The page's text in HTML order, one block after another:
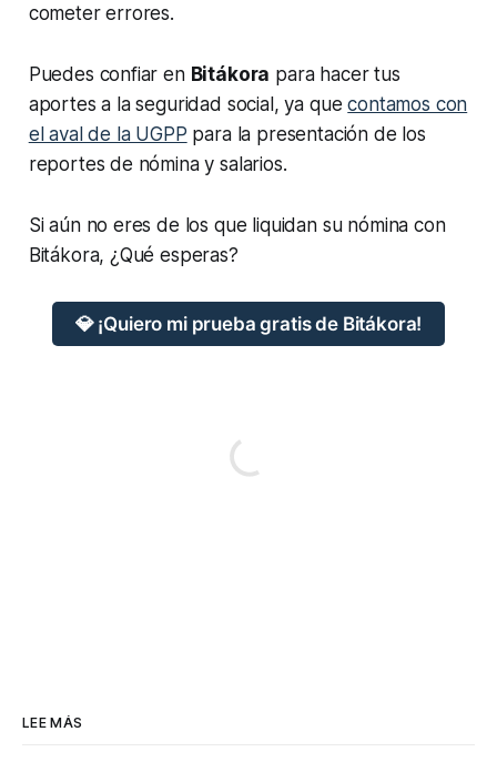
cometer errores.
Puedes confiar en Bitákora para hacer tus
aportes a la seguridad social, ya quecontamos con
el aval de la UGPP para la presentación de los
reportes de nómina y salarios.
Si aún no eres de los que liquidan su nómina con
Bitákora, ¿Qué esperas?
💎 ¡Quiero mi prueba gratis de Bitákora!
LEE MÁS